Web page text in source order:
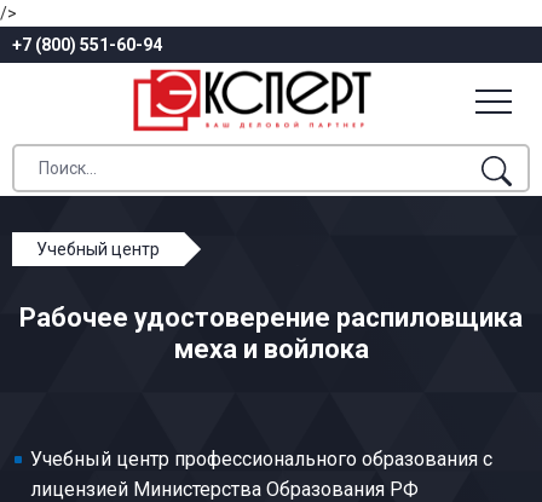
/>
+7 (800) 551-60-94
Учебный центр
Общие профессии производств легкой
Рабочее удостоверение распиловщика
меха и войлока
Учебный центр профессионального образования с
лицензией Министерства Образования РФ